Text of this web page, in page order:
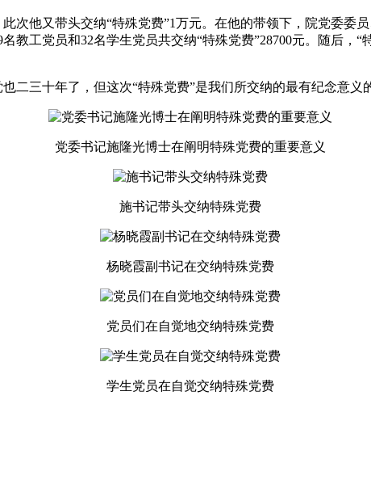
他又带头交纳“特殊党费”1万元。在他的带领下，院党委委
教工党员和32名学生党员共交纳“特殊党费”28700元。随后，“
三十年了，但这次“特殊党费”是我们所交纳的最有纪念意义
党委书记施隆光博士在阐明特殊党费的重要意义
施书记带头交纳特殊党费
杨晓霞副书记在交纳特殊党费
党员们在自觉地交纳特殊党费
学生党员在自觉交纳特殊党费